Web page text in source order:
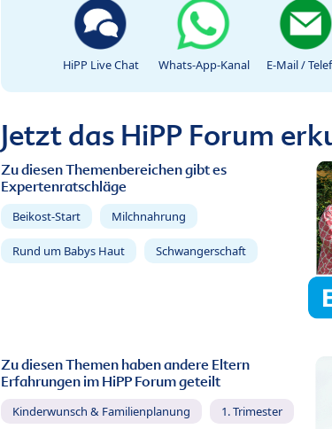
HiPP Live Chat Whats-App-Kanal E-Mail /
Jetzt das HiPP Forum
Zu diesen Themenbereichen gibt es
Expertenratschläge
Beikost-Start Milchnahrung
Rund um Babys Haut Schwangerschaft
Zu diesen Themen haben andere Eltern
Erfahrungen im HiPP Forum geteilt
Kinderwunsch & Familienplanung 1. Trimester